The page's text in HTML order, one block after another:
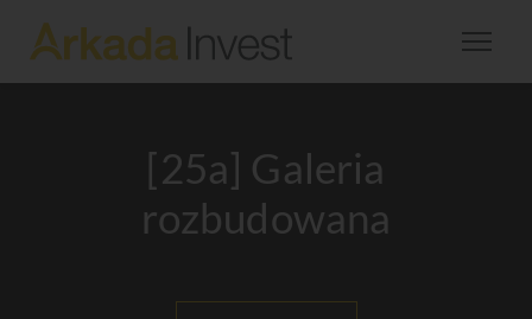
[25a] Galeria
rozbudowana